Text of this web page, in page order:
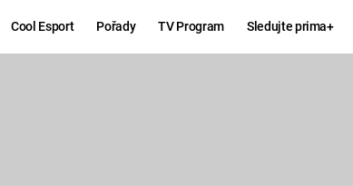
Cool Esport Pořady TV Program Sledujte prima+